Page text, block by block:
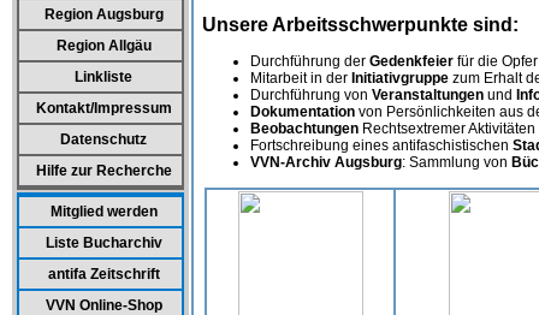
Region Augsburg
Region Allgäu
Linkliste
Kontakt/Impressum
Datenschutz
Hilfe zur Recherche
Mitglied werden
Liste Bucharchiv
antifa Zeitschrift
VVN Online-Shop
Unsere Arbeitsschwerpunkte sind:
Durchführung der Gedenkfeier für die
Mitarbeit in der Initiativgruppe zum Erhalt
Durchführung von Veranstaltungen und
Dokumentation von Persönlichkeiten aus
Beobachtungen Rechtsextremer
Fortschreibung eines antifaschistischen
VVN-Archiv Augsburg: Sammlung von